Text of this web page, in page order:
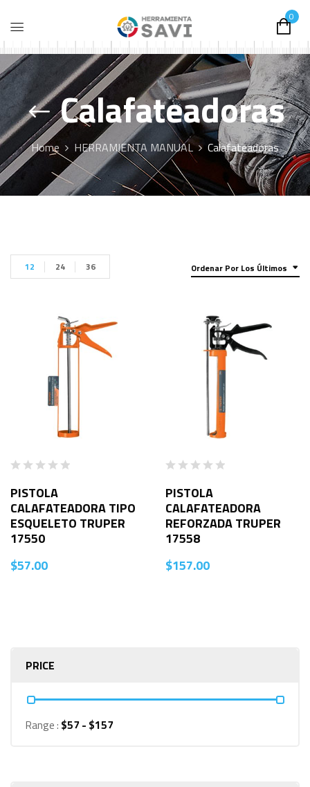
0
Calafateadoras
Home HERRAMIENTA MANUAL Calafateadoras
PRICE
Range : $57 - $157
Ordenar Por Los Últimos
12 24 36
PISTOLA
CALAFATEADORA TIPO
ESQUELETO TRUPER
17550
$57.00
PISTOLA
CALAFATEADORA
REFORZADA TRUPER
17558
$157.00